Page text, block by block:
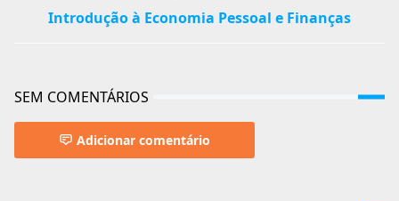
Introdução à Economia Pessoal e Finanças
SEM COMENTÁRIOS
Adicionar comentário